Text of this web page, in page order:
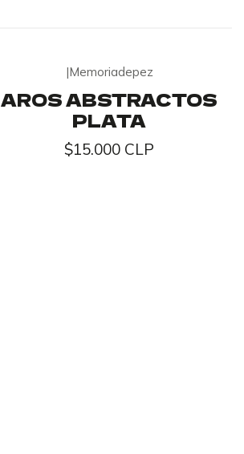
|Memoriadepez
AROS ABSTRACTOS
PLATA
$15.000 CLP